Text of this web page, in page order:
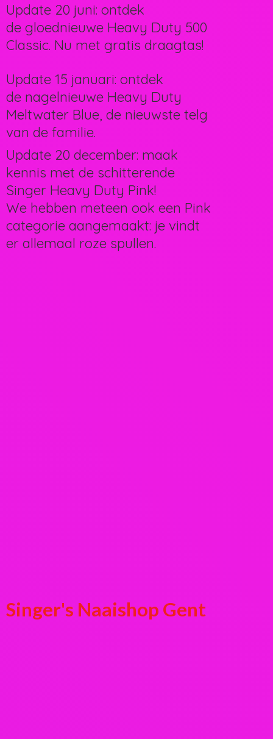
Singer's Naaishop Gent
Update 20 juni: ontdek
de gloednieuwe Heavy Duty 500
Classic. Nu met gratis draagtas!
Update 15 januari: ontdek
de nagelnieuwe Heavy Duty
Meltwater Blue, de nieuwste telg
van de familie.
Update 20 december: maak
kennis met de schitterende
Singer Heavy Duty Pink!
We hebben meteen ook een Pink
categorie aangemaakt: je vindt
er allemaal roze spullen.